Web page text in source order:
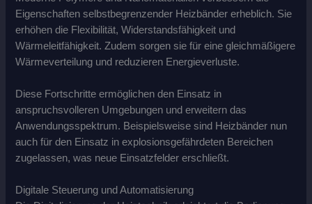
Eigenschaften selbstbegrenzender Heizbänder erheblich. Sie
erhöhen die Flexibilität, Widerstandsfähigkeit und
Wärmeleitfähigkeit. Zudem sorgen sie für eine gleichmäßigere
Wärmeverteilung und reduzieren Energieverluste.
Diese Fortschritte ermöglichen den Einsatz in
anspruchsvolleren Umgebungen und erweitern das
Anwendungsspektrum. Beispielsweise sind Heizbänder nun
auch für den Einsatz in explosionsgefährdeten Bereichen
zugelassen, was neue Einsatzfelder erschließt.
Digitale Steuerung und Automatisierung